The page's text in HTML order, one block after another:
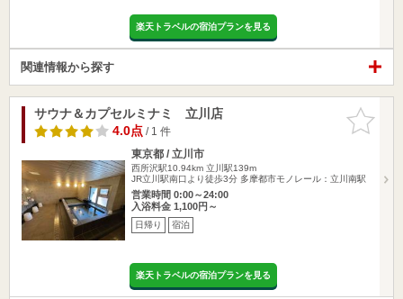
楽天トラベルの宿泊プランを見る
関連情報から探す
お気に入
りに追加
サウナ＆カプセルミナミ 立川店
4.0点/ 1 件
東京都 / 立川市
西所沢駅10.94km 立川駅139m
JR立川駅南口より徒歩3分 多摩都市モノレール：立川南駅
営業時間 0:00～24:00
入浴料金 1,100円～
日帰り 宿泊
楽天トラベルの宿泊プランを見る